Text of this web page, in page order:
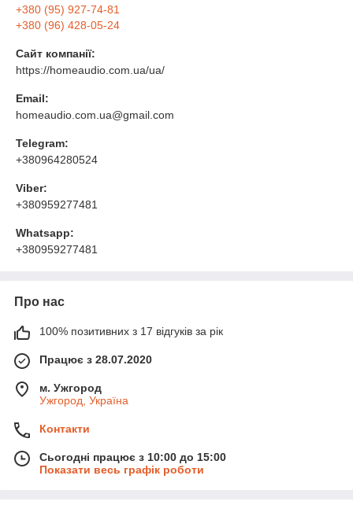
+380 (95) 927-74-81
+380 (96) 428-05-24
Сайт компанії:
https://homeaudio.com.ua/ua/
Email:
homeaudio.com.ua@gmail.com
Telegram:
+380964280524
Viber:
+380959277481
Whatsapp:
+380959277481
Про нас
100% позитивних з 17 відгуків за рік
Працює з 28.07.2020
м. Ужгород
Ужгород, Україна
Контакти
Сьогодні працює з 10:00 до 15:00
Показати весь графік роботи